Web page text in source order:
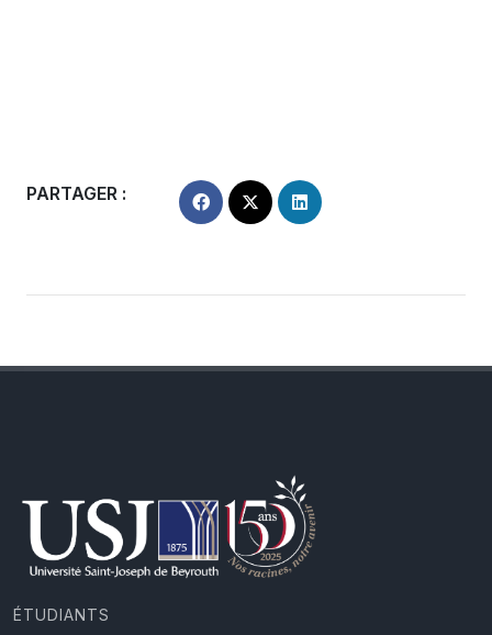
PARTAGER :
ÉTUDIANTS